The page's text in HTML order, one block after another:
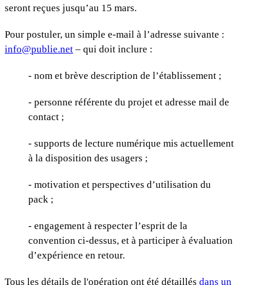
seront reçues jusqu’au 15 mars.
Pour postuler, un simple e-mail à l’adresse suivante :
info@publie.net – qui doit inclure :
- nom et brève description de l’établissement ;
- personne référente du projet et adresse mail de
contact ;
- supports de lecture numérique mis actuellement
à la disposition des usagers ;
- motivation et perspectives d’utilisation du
pack ;
- engagement à respecter l’esprit de la
convention ci-dessus, et à participer à évaluation
d’expérience en retour.
Tous les détails de l'opération ont été détaillés dans un